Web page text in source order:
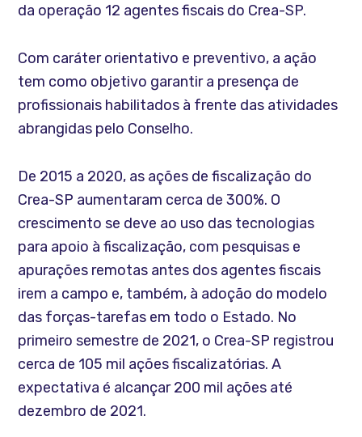
da operação 12 agentes fiscais do Crea-SP.
Com caráter orientativo e preventivo, a ação
tem como objetivo garantir a presença de
profissionais habilitados à frente das atividades
abrangidas pelo Conselho.
De 2015 a 2020, as ações de fiscalização do
Crea-SP aumentaram cerca de 300%. O
crescimento se deve ao uso das tecnologias
para apoio à fiscalização, com pesquisas e
apurações remotas antes dos agentes fiscais
irem a campo e, também, à adoção do modelo
das forças-tarefas em todo o Estado. No
primeiro semestre de 2021, o Crea-SP registrou
cerca de 105 mil ações fiscalizatórias. A
expectativa é alcançar 200 mil ações até
dezembro de 2021.